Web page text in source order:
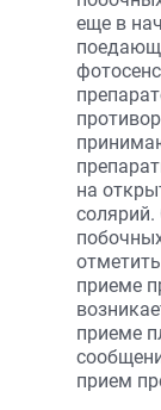
еще в
на
солярий.
приеме
приеме
прием